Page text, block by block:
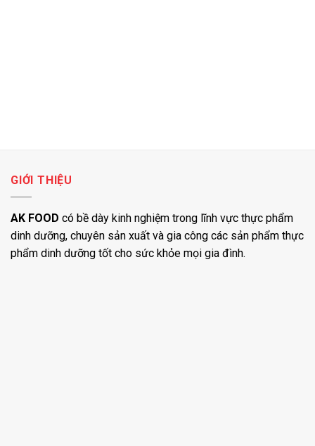
GIỚI THIỆU
AK FOOD có bề dày kinh nghiệm trong lĩnh vực thực phẩm
dinh dưỡng, chuyên sản xuất và gia công các sản phẩm thực
phẩm dinh dưỡng tốt cho sức khỏe mọi gia đình.